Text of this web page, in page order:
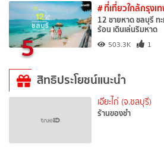
5
# ที่เที่ยวใกล้กรุงเ
12 ชายหาด ชลบุรี ท
ร้อน เดินเล่นริมหาด
503.3K 1
สิทธิประโยชน์แนะนำ
เอียะไก่ (จ.ชลบุรี)
ร้านของชำ